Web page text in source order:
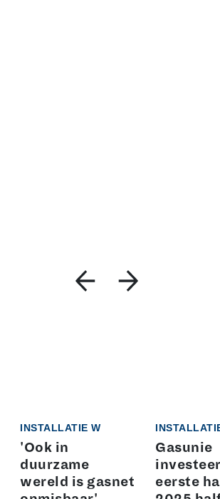
INSTALLATIE W
'Ook in
duurzame
wereld is gasnet
Gasunie
eerste